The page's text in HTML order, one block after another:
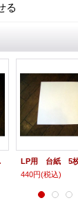
る
ト
440円(税込)